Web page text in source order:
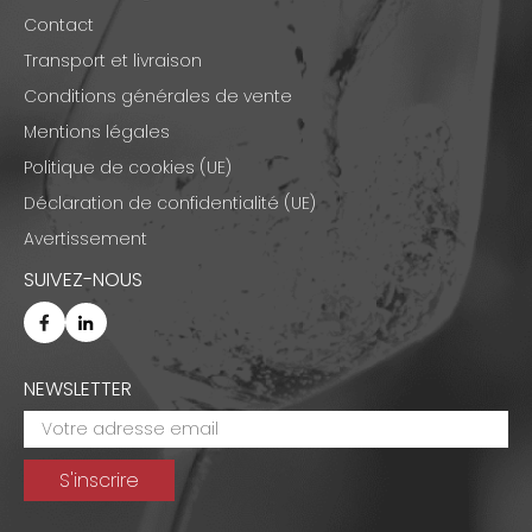
Contact
Transport et livraison
Conditions générales de vente
Mentions légales
Politique de cookies (UE)
Déclaration de confidentialité (UE)
Avertissement
SUIVEZ-NOUS
NEWSLETTER